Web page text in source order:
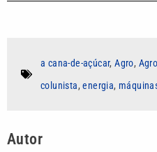
a cana-de-açúcar,Agro,
colunista,energia,
Autor